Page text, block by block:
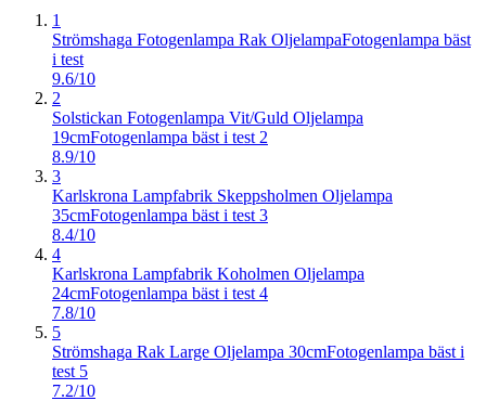
1
Strömshaga Fotogenlampa Rak OljelampaFotogenlampa bäst
i test
9.6/10
2
Solstickan Fotogenlampa Vit/Guld Oljelampa
19cmFotogenlampa bäst i test 2
8.9/10
3
Karlskrona Lampfabrik Skeppsholmen Oljelampa
35cmFotogenlampa bäst i test 3
8.4/10
4
Karlskrona Lampfabrik Koholmen Oljelampa
24cmFotogenlampa bäst i test 4
7.8/10
5
Strömshaga Rak Large Oljelampa 30cmFotogenlampa bäst i
test 5
7.2/10